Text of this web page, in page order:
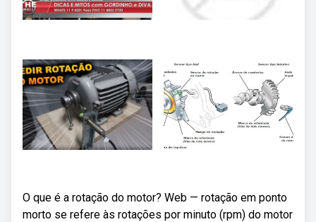
O que é a rotação do motor? Web — rotação em ponto
morto se refere às rotações por minuto (rpm) do motor